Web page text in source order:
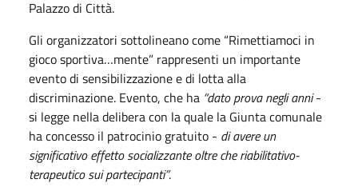
Palazzo di Città.
Gli organizzatori sottolineano come “Rimettiamoci in
gioco sportiva…mente” rappresenti un importante
evento di sensibilizzazione e di lotta alla
discriminazione. Evento, che ha “dato prova negli anni-
si legge nella delibera con la quale la Giunta comunale
ha concesso il patrocinio gratuito - di avere un
significativo effetto socializzante oltre che riabilitativo-
terapeutico sui partecipanti”.